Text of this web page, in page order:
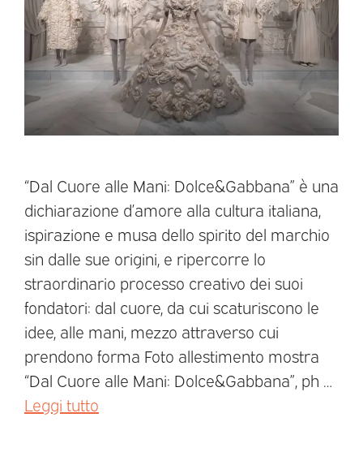
“Dal Cuore alle Mani: Dolce&Gabbana” è una
dichiarazione d’amore alla cultura italiana,
ispirazione e musa dello spirito del marchio
sin dalle sue origini, e ripercorre lo
straordinario processo creativo dei suoi
fondatori: dal cuore, da cui scaturiscono le
idee, alle mani, mezzo attraverso cui
prendono forma Foto allestimento mostra
“Dal Cuore alle Mani: Dolce&Gabbana”, ph …
Leggi tutto